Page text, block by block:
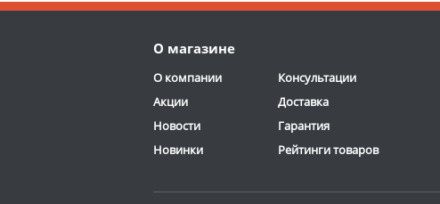
дня
ОТЗЫВОВ: 7
О магазине
О компании
Акции
Новости
Новинки
Консультации
Доставка
Гарантия
Рейтинги товаров